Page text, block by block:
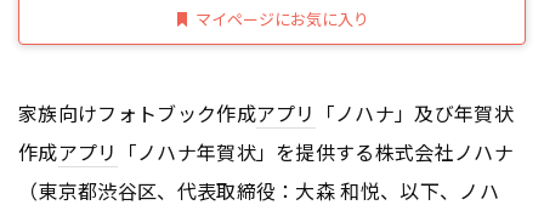
マイページにお気に入り
家族向けフォトブック作成アプリ 「ノハナ」及び年賀状
作成アプリ 「ノハナ年賀状」を提供する株式会社ノハナ
（東京都渋谷区、代表取締役：大森 和悦、以下、ノハ